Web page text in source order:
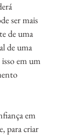
ser mais
de uma
de uma
em um
em
para criar